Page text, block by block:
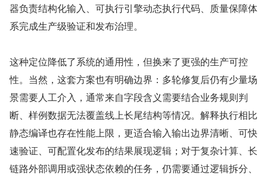
器负责结构化输入、可执行引擎动态执行代码、质量保障体
系完成生产级验证和发布治理。
这种定位降低了系统的通用性，但换来了更强的生产可控
性。当然，这套方案也有明确边界：多轮修复后仍有少量场
景需要人工介入，通常来自字段含义需要结合业务规则判
断、样例数据无法覆盖线上长尾结构等情况。解释执行相比
静态编译也存在性能上限，更适合输入输出边界清晰、可快
速验证、可配置化发布的结果展现逻辑；对于复杂计算、长
链路外部调用或强状态依赖的任务，仍需要通过逻辑拆分、